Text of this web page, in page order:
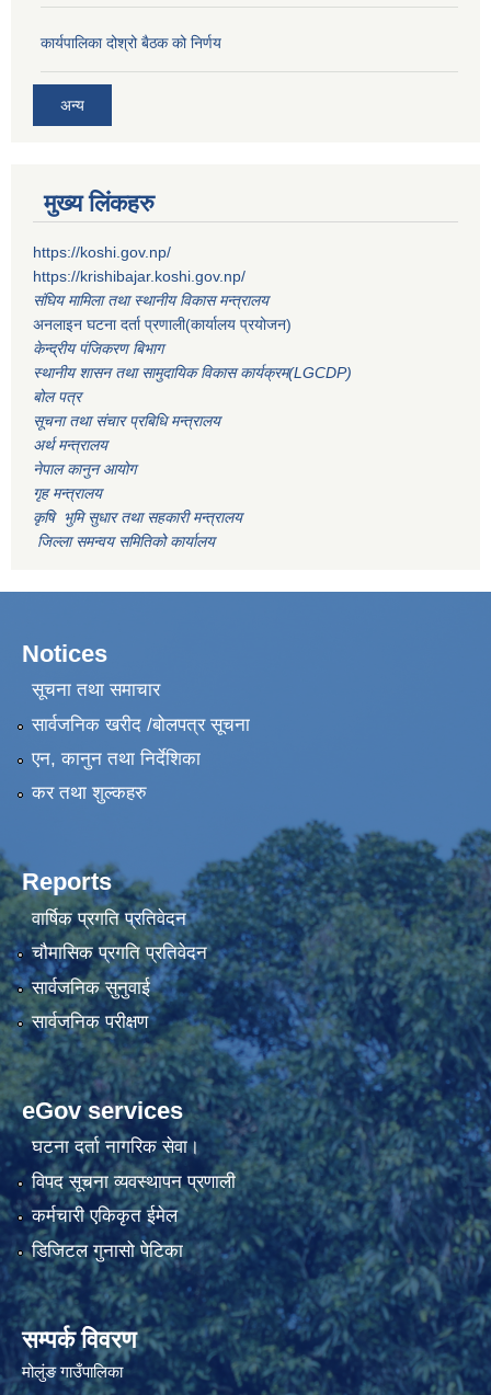
कार्यपालिका दोश्रो बैठक को निर्णय
अन्य
मुख्य लिंकहरु
https://koshi.gov.np/
https://krishibajar.koshi.gov.np/
संघिय मामिला तथा स्थानीय विकास मन्त्रालय
अनलाइन घटना दर्ता प्रणाली(कार्यालय प्रयोजन)
केन्द्रीय पंजिकरण बिभाग
स्थानीय शासन तथा सामुदायिक विकास कार्यक्रम(LGCDP)
बोल पत्र
सूचना तथा संचार प्रबिधि मन्त्रालय
अर्थ मन्त्रालय
नेपाल कानुन आयोग
गृह मन्त्रालय
कृषि भुमि सुधार तथा सहकारी मन्त्रालय
जिल्ला समन्वय समितिको कार्यालय
Notices
सूचना तथा समाचार
सार्वजनिक खरीद /बोलपत्र सूचना
एन, कानुन तथा निर्देशिका
कर तथा शुल्कहरु
Reports
वार्षिक प्रगति प्रतिवेदन
चौमासिक प्रगति प्रतिवेदन
सार्वजनिक सुनुवाई
सार्वजनिक परीक्षण
eGov services
घटना दर्ता नागरिक सेवा।
विपद सूचना व्यवस्थापन प्रणाली
कर्मचारी एकिकृत ईमेल
डिजिटल गुनासो पेटिका
सम्पर्क विवरण
मोलुंङ गाउँपालिका